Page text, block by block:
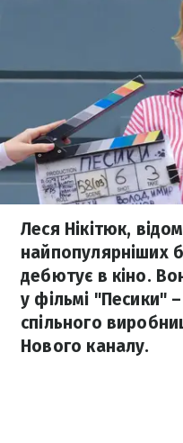
Леся Нікітюк,
найпопулярніших
дебютує в кіно.
у фільмі "Песики"
спільного
Нового каналу.